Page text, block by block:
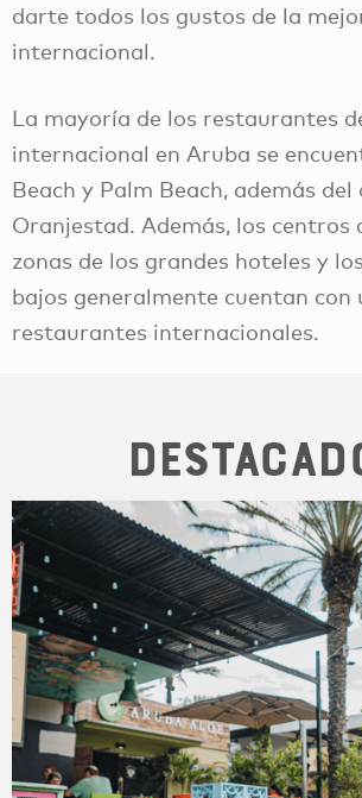
darte todos los gustos de la
internacional.
La mayoría de los restaurantes
internacional en Aruba se
Beach y Palm Beach, además
Oranjestad. Además, los centros
zonas de los grandes hoteles y
bajos generalmente cuentan con
restaurantes internacionales.